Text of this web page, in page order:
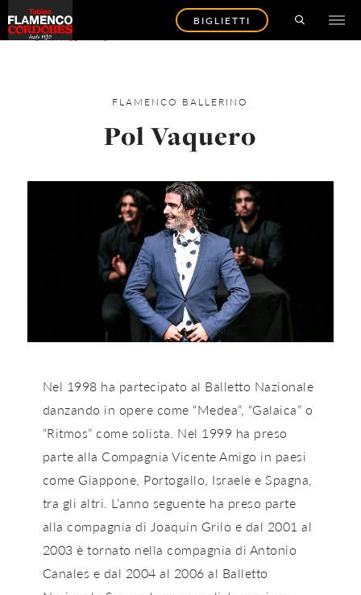
BIGLIETTI
TORNA AGLI ARTISTI
FLAMENCO BALLERINO
Pol Vaquero
Nel 1998 ha partecipato al Balletto Nazionale
danzando in opere come “Medea”, “Galaica” o
“Ritmos” come solista. Nel 1999 ha preso
parte alla Compagnia Vicente Amigo in paesi
come Giappone, Portogallo, Israele e Spagna,
tra gli altri. L’anno seguente ha preso parte
alla compagnia di Joaquín Grilo e dal 2001 al
2003 è tornato nella compagnia di Antonio
Canales e dal 2004 al 2006 al Balletto